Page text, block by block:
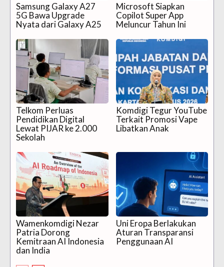
Samsung Galaxy A27
5G Bawa Upgrade
Nyata dari Galaxy A25
Microsoft Siapkan
Copilot Super App
Meluncur Tahun Ini
Telkom Perluas
Pendidikan Digital
Lewat PIJAR ke 2.000
Sekolah
Komdigi Tegur YouTube
Terkait Promosi Vape
Libatkan Anak
Wamenkomdigi Nezar
Patria Dorong
Kemitraan AI Indonesia
dan India
Uni Eropa Berlakukan
Aturan Transparansi
Penggunaan AI